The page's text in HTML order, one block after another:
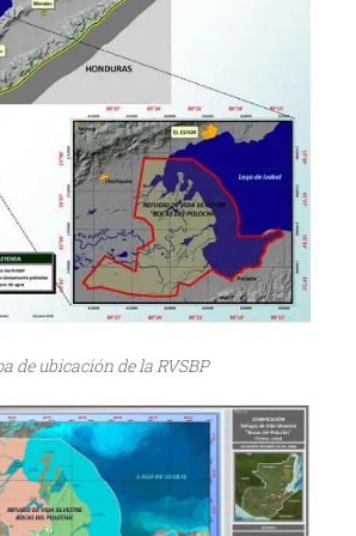
de ubicación de la RVSBP